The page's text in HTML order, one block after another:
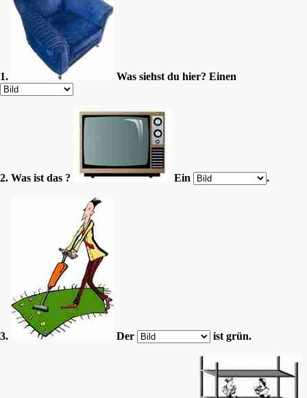
1. Was siehst du hier? Einen
2. Was ist das ? Ein .
3. Der ist grün.